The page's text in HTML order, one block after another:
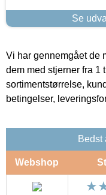
Se
Vi har gennemgået de
dem med stjerner fra 1
sortimentstørrelse,
betingelser,
Bedst
Webshop